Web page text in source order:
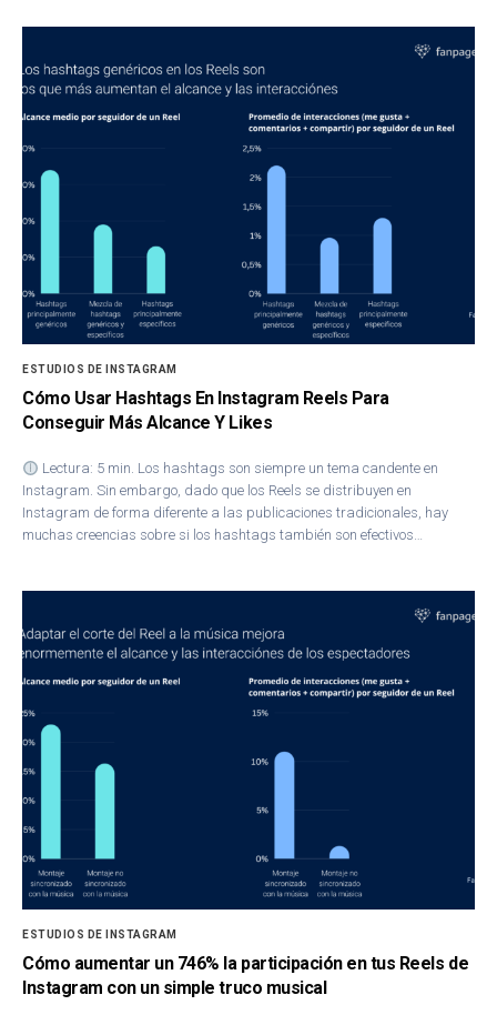
ESTUDIOS DE INSTAGRAM
Cómo Usar Hashtags En Instagram Reels Para
Conseguir Más Alcance Y Likes
Lectura: 5 min. Los hashtags son siempre un tema candente en
Instagram. Sin embargo, dado que los Reels se distribuyen en
Instagram de forma diferente a las publicaciones tradicionales, hay
muchas creencias sobre si los hashtags también son efectivos…
ESTUDIOS DE INSTAGRAM
Cómo aumentar un 746% la participación en tus Reels de
Instagram con un simple truco musical